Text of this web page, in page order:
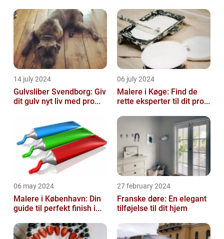
14 july 2024
Gulvsliber Svendborg: Giv
dit gulv nyt liv med pro...
06 july 2024
Malere i Køge: Find de
rette eksperter til dit pro...
06 may 2024
Malere i København: Din
guide til perfekt finish i...
27 february 2024
Franske døre: En elegant
tilføjelse til dit hjem